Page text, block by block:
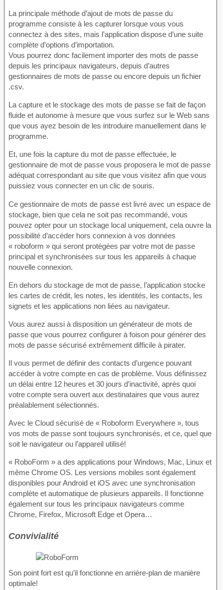
La principale méthode d’ajout de mots de passe du
programme consiste à les capturer lorsque vous vous
connectez à des sites, mais l’application dispose d’une suite
complète d’options d’importation.
Vous pourrez donc facilement importer des mots de passe
depuis les principaux navigateurs, depuis d’autres
gestionnaires de mots de passe ou encore depuis un fichier
.csv.
La capture et le stockage des mots de passe se fait de façon
fluide et autonome à mesure que vous surfez sur le Web sans
que vous ayez besoin de les introduire manuellement dans le
programme.
Et, une fois la capture du mot de passe effectuée, le
gestionnaire de mot de passe vous proposera le mot de passe
adéquat correspondant au site que vous visitez afin que vous
puissiez vous connecter en un clic de souris.
Ce gestionnaire de mots de passe est livré avec un espace de
stockage, bien que cela ne soit pas recommandé, vous
pouvez opter pour un stockage local uniquement, cela ouvre la
possibilité d’accéder hors connexion à vos données
« roboform » qui seront protégées par votre mot de passe
principal et synchronisées sur tous les appareils à chaque
nouvelle connexion.
En dehors du stockage de mot de passe, l’application stocke
les cartes de crédit, les notes, les identités, les contacts, les
signets et les applications non liées au navigateur.
Vous aurez aussi à disposition un générateur de mots de
passe que vous pourrez configurer à foison pour générer des
mots de passe sécurisé extrêmement difficile à pirater.
Il vous permet de définir des contacts d’urgence pouvant
accéder à votre compte en cas de problème. Vous définissez
un délai entre 12 heures et 30 jours d’inactivité, après quoi
votre compte sera ouvert aux destinataires que vous aurez
préalablement sélectionnés.
Avec le Cloud sécurisé de « Roboform Everywhere », tous
vos mots de passe sont toujours synchronisés, et ce, quel que
soit le navigateur ou l’appareil utilisé!
« RoboForm » a des applications pour Windows, Mac, Linux et
même Chrome OS. Les versions mobiles sont également
disponibles pour Android et iOS avec une synchronisation
complète et automatique de plusieurs appareils. Il fonctionne
également sur tous les principaux navigateurs comme
Chrome, Firefox, Microsoft Edge et Opera…
Convivialité
Son point fort est qu’il fonctionne en arrière-plan de manière
optimale!